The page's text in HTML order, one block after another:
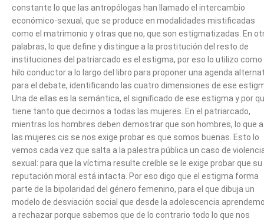
constante lo que las antropólogas han llamado el intercambio
económico-sexual, que se produce en modalidades mistificadas
como el matrimonio y otras que no, que son estigmatizadas. En
palabras, lo que define y distingue a la prostitución del resto de
instituciones del patriarcado es el estigma, por eso lo utilizo como
hilo conductor a lo largo del libro para proponer una agenda
para el debate, identificando las cuatro dimensiones de ese
Una de ellas es la semántica, el significado de ese estigma y por
tiene tanto que decirnos a todas las mujeres. En el patriarcado,
mientras los hombres deben demostrar que son hombres, lo que a
las mujeres cis se nos exige probar es que somos buenas. Esto lo
vemos cada vez que salta a la palestra pública un caso de
sexual: para que la víctima resulte creíble se le exige probar que su
reputación moral está intacta. Por eso digo que el estigma forma
parte de la bipolaridad del género femenino, para el que dibuja un
modelo de desviación social que desde la adolescencia
a rechazar porque sabemos que de lo contrario todo lo que nos